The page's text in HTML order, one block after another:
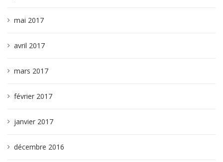
mai 2017
avril 2017
mars 2017
février 2017
janvier 2017
décembre 2016